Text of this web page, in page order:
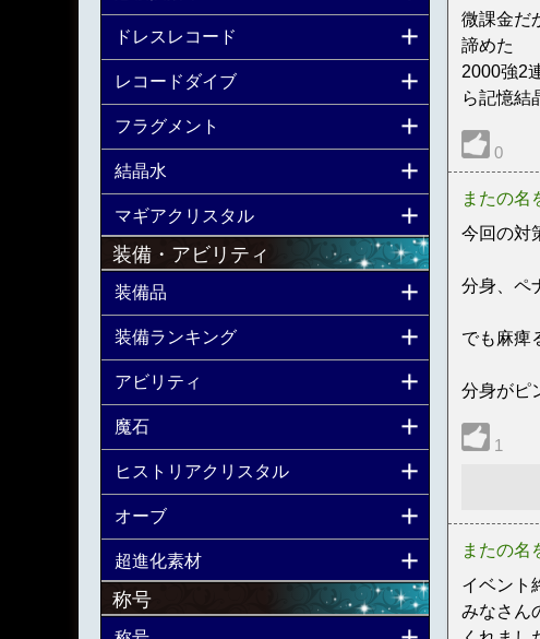
微課金だ
諦めた
2000強2
ら記憶結
0
またの名
今回の対
分身、ペ
でも麻痺
分身がピ
1
またの名
イベント
みなさん
ドレスレコード
レコードダイブ
フラグメント
結晶水
マギアクリスタル
装備・アビリティ
装備品
装備ランキング
アビリティ
魔石
ヒストリアクリスタル
オーブ
超進化素材
称号